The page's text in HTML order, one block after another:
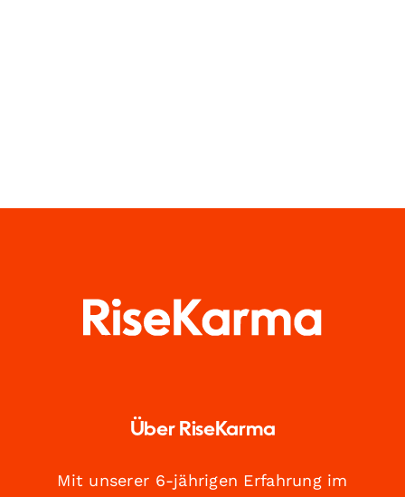
Über RiseKarma
Mit unserer 6-jährigen Erfahrung im